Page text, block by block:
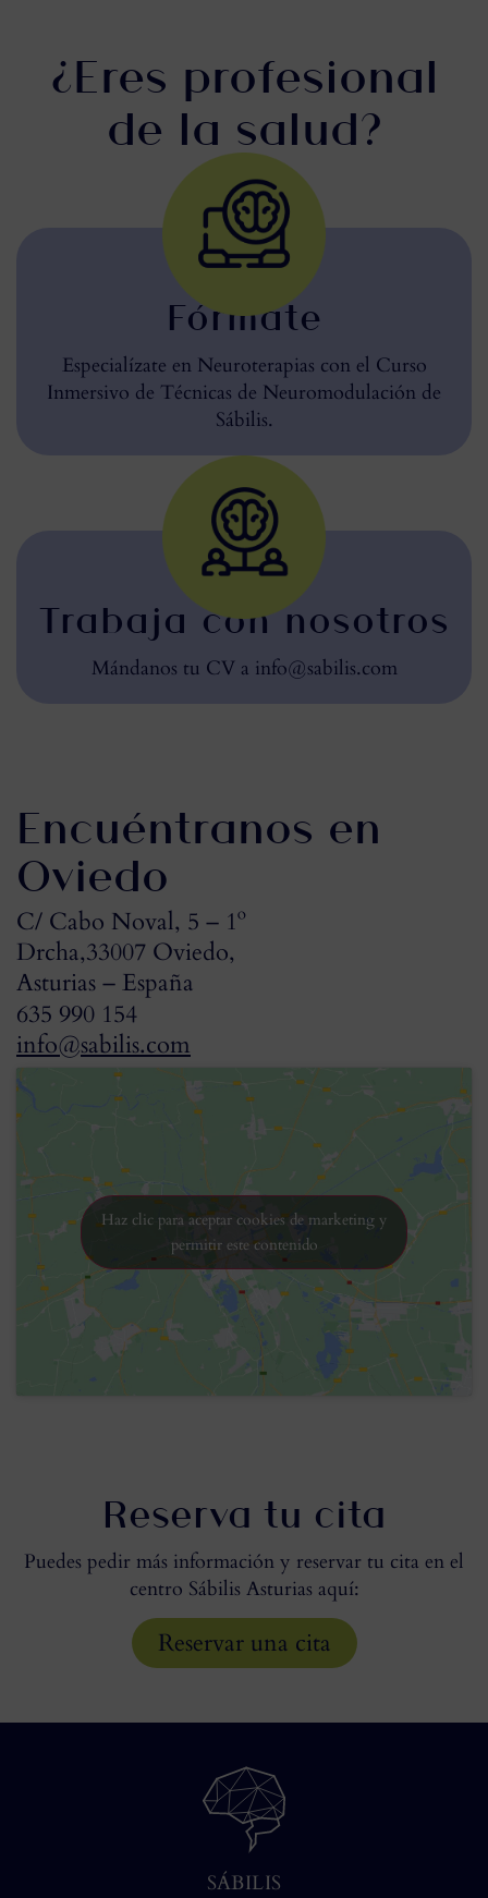
¿Eres profesional
de la salud?
Fórmate
Especialízate en Neuroterapias con el Curso
Inmersivo de Técnicas de Neuromodulación de
Sábilis.
Trabaja con nosotros
Mándanos tu CV a info@sabilis.com
Encuéntranos en
Oviedo
C/ Cabo Noval, 5 – 1º
Drcha,33007 Oviedo,
Asturias – España
635 990 154
info@sabilis.com
Haz clic para aceptar cookies de marketing y
permitir este contenido
Reserva tu cita
Puedes pedir más información y reservar tu cita en el
centro Sábilis Asturias aquí:
Reservar una cita
SÁBILIS